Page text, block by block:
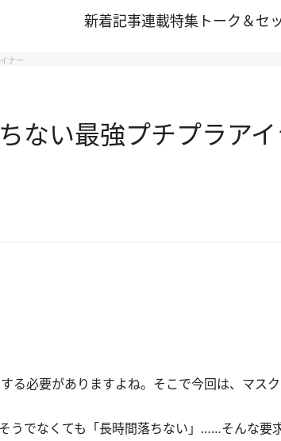
新着記事連載特集 トーク＆セ
ナー
ない最強プチプラアイ
必要がありますよね。そこで今回は、マス
うでなくても「長時間落ちない」……そんな要